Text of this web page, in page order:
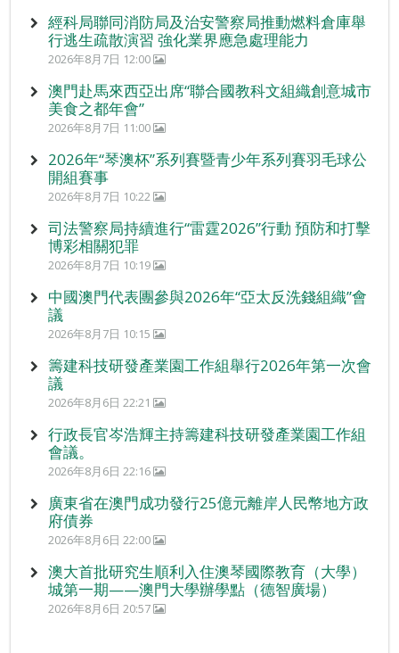
經科局聯同消防局及治安警察局推動燃料倉庫舉
行逃生疏散演習 強化業界應急處理能力
2026年8月7日 12:00
澳門赴馬來西亞出席“聯合國教科文組織創意城市
美食之都年會”
2026年8月7日 11:00
2026年“琴澳杯”系列賽暨青少年系列賽羽毛球公
開組賽事
2026年8月7日 10:22
司法警察局持續進行“雷霆2026”行動 預防和打擊
博彩相關犯罪
2026年8月7日 10:19
中國澳門代表團參與2026年“亞太反洗錢組織”會
議
2026年8月7日 10:15
籌建科技研發產業園工作組舉行2026年第一次會
議
2026年8月6日 22:21
行政長官岑浩輝主持籌建科技研發產業園工作組
會議。
2026年8月6日 22:16
廣東省在澳門成功發行25億元離岸人民幣地方政
府債券
2026年8月6日 22:00
澳大首批研究生順利入住澳琴國際教育（大學）
城第一期——澳門大學辦學點（德智廣場）
2026年8月6日 20:57